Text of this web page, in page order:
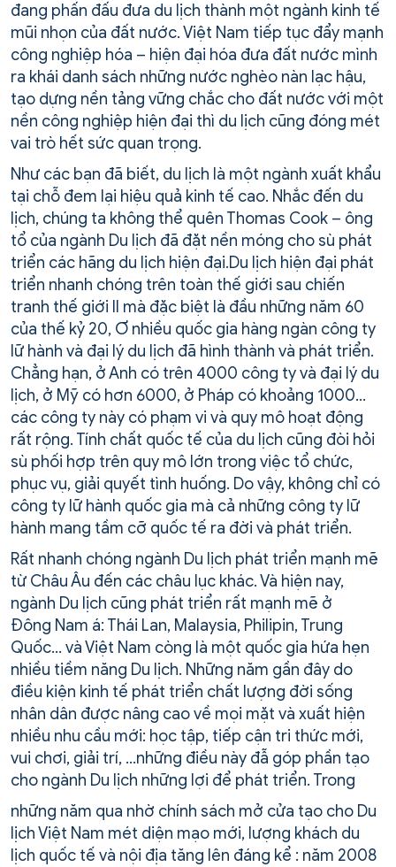
đang phấn đấu đưa du lịch thành một ngành kinh tế
mũi nhọn của đất nước. Việt Nam tiếp tục đẩy mạnh
công nghiệp hóa – hiện đại hóa đưa đất nước mình
ra khái danh sách những nước nghèo nàn lạc hậu,
tạo dựng nền tảng vững chắc cho đất nước với một
nền công nghiệp hiện đại thì du lịch cũng đóng mét
vai trò hết sức quan trọng.
Nh­ư các bạn đã biết, du lịch là một ngành xuất khẩu
tại chỗ đem lại hiệu quả kinh tế cao. Nhắc đến du
lịch, chúng ta không thể quên Thomas Cook – ông
tổ của ngành Du lịch đã đặt nền móng cho sù phát
triển các hãng du lịch hiện đại.Du lịch hiện đại phát
triển nhanh chóng trên toàn thế giới sau chiến
tranh thế giới II mà đặc biệt là đầu những năm 60
của thế kỷ 20, Ơ nhiều quốc gia hàng ngàn công ty
lữ hành và đại lý du lịch đã hình thành và phát triển.
Chẳng hạn, ở Anh có trên 4000 công ty và đại lý du
lịch, ở Mỹ có hơn 6000, ở Pháp có khoảng 1000…
các công ty này có phạm vi và quy mô hoạt động
rất rộng. Tính chất quốc tế của du lịch cũng đòi hỏi
sù phối hợp trên quy mô lớn trong việc tổ chức,
phục vụ, giải quyết tình huống. Do vậy, không chỉ có
công ty lữ hành quốc gia mà cả những công ty lữ
hành mang tầm cỡ quốc tế ra đời và phát triển.
Rất nhanh chóng ngành Du lịch phát triển mạnh mẽ
từ Châu Âu đến các châu lục khác. Và hiện nay,
ngành Du lịch cũng phát triển rất mạnh mẽ ở
Đông Nam á: Thái Lan, Malaysia, Philipin, Trung
Quốc… và Việt Nam còng là một quốc gia hứa hẹn
nhiều tiềm năng Du lịch. Những năm gần đây do
điều kiện kinh tế phát triển chất lượng đời sống
nhân dân được nâng cao về mọi mặt và xuất hiện
nhiều nhu cầu mới: học tập, tiếp cận tri thức mới,
vui chơi, giải trí, …những điều này đẫ góp phần tạo
cho ngành Du lịch những lợi để phát triển. Trong
những năm qua nhờ chính sách mở cửa tạo cho Du
lịch Việt Nam mét diện mạo mới, lượng khách du
lịch quốc tế và nội địa tăng lên đáng kể : năm 2008